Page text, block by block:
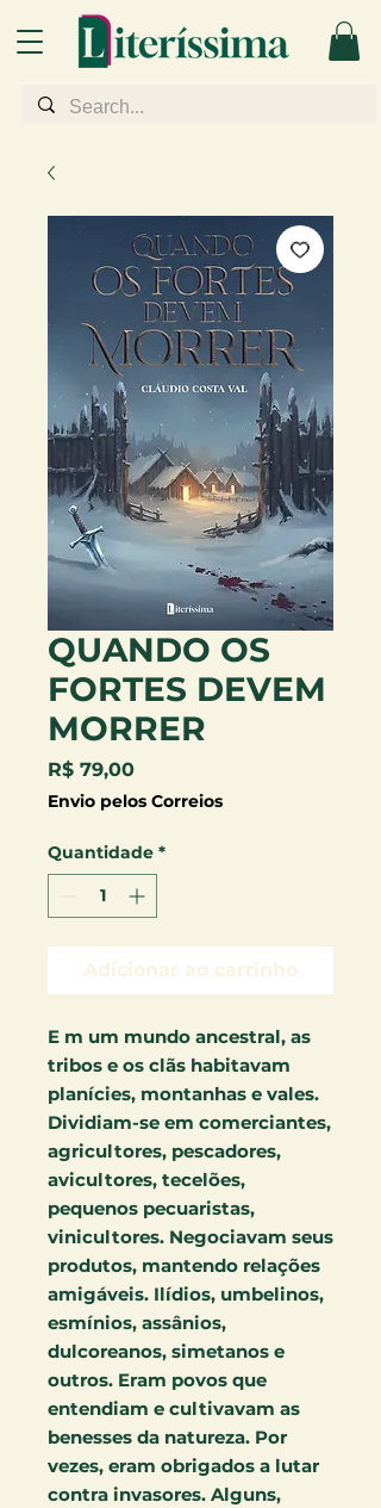
QUANDO OS
FORTES DEVEM
MORRER
R$ 79,00Preço
Envio pelos Correios
Quantidade *
Adicionar ao carrinho
E m um mundo ancestral, as
tribos e os clãs habitavam
planícies, montanhas e vales.
Dividiam-se em comerciantes,
agricultores, pescadores,
avicultores, tecelões,
pequenos pecuaristas,
vinicultores. Negociavam seus
produtos, mantendo relações
amigáveis. Ilídios, umbelinos,
esmínios, assânios,
dulcoreanos, simetanos e
outros. Eram povos que
entendiam e cultivavam as
benesses da natureza. Por
vezes, eram obrigados a lutar
contra invasores. Alguns,